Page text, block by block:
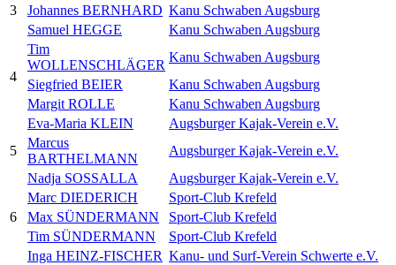
3
Johannes BERNHARD Kanu Schwaben Augsburg
Samuel HEGGE
Kanu Schwaben Augsburg
4
Tim
WOLLENSCHLÄGER
Kanu Schwaben Augsburg
Siegfried BEIER
Kanu Schwaben Augsburg
Margit ROLLE
Kanu Schwaben Augsburg
5
Eva-Maria KLEIN
Augsburger Kajak-Verein e.V.
Marcus
BARTHELMANN
Augsburger Kajak-Verein e.V.
Nadja SOSSALLA
Augsburger Kajak-Verein e.V.
6
Marc DIEDERICH
Sport-Club Krefeld
Max SÜNDERMANN
Sport-Club Krefeld
Tim SÜNDERMANN
Sport-Club Krefeld
Inga HEINZ-FISCHER Kanu- und Surf-Verein Schwerte e.V.